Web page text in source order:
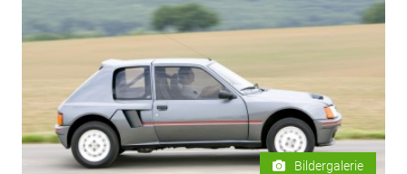
Bildergalerie